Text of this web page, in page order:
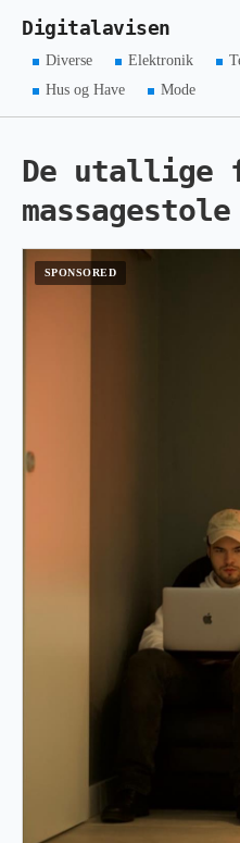
Digitalavisen
Diverse Elektronik
Hus og Have
Mode
De utallige
massagestole